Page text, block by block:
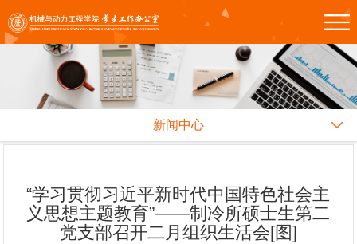
新闻中心
“学习贯彻习近平新时代中国特色社会主
义思想主题教育”——制冷所硕士生第二
党支部召开二月组织生活会[图]